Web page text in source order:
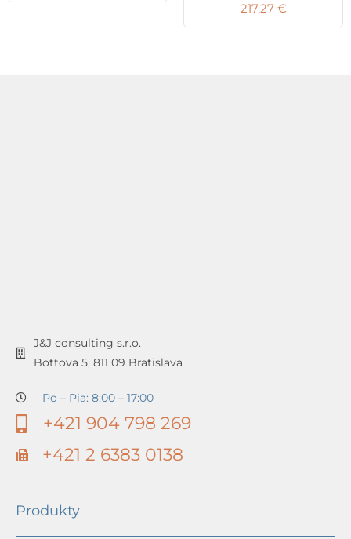
217,27 €
J&J consulting s.r.o.
Bottova 5, 811 09 Bratislava
Po – Pia: 8:00 – 17:00
+421 904 798 269
+421 2 6383 0138
Produkty